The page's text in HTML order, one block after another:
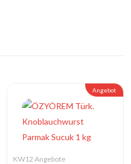
Angebot
KW12 Angebote